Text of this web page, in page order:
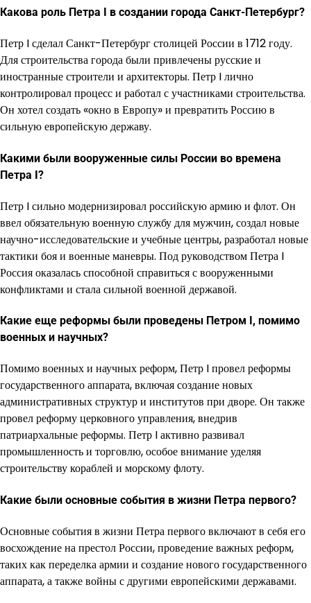
Какова роль Петра I в создании города Санкт-Петербург?
Петр I сделал Санкт-Петербург столицей России в 1712 году.
Для строительства города были привлечены русские и
иностранные строители и архитекторы. Петр I лично
контролировал процесс и работал с участниками строительства.
Он хотел создать «окно в Европу» и превратить Россию в
сильную европейскую державу.
Какими были вооруженные силы России во времена
Петра I?
Петр I сильно модернизировал российскую армию и флот. Он
ввел обязательную военную службу для мужчин, создал новые
научно-исследовательские и учебные центры, разработал новые
тактики боя и военные маневры. Под руководством Петра I
Россия оказалась способной справиться с вооруженными
конфликтами и стала сильной военной державой.
Какие еще реформы были проведены Петром I, помимо
военных и научных?
Помимо военных и научных реформ, Петр I провел реформы
государственного аппарата, включая создание новых
административных структур и институтов при дворе. Он также
провел реформу церковного управления, внедрив
патриархальные реформы. Петр I активно развивал
промышленность и торговлю, особое внимание уделяя
строительству кораблей и морскому флоту.
Какие были основные события в жизни Петра первого?
Основные события в жизни Петра первого включают в себя его
восхождение на престол России, проведение важных реформ,
таких как переделка армии и создание нового государственного
аппарата, а также войны с другими европейскими державами.